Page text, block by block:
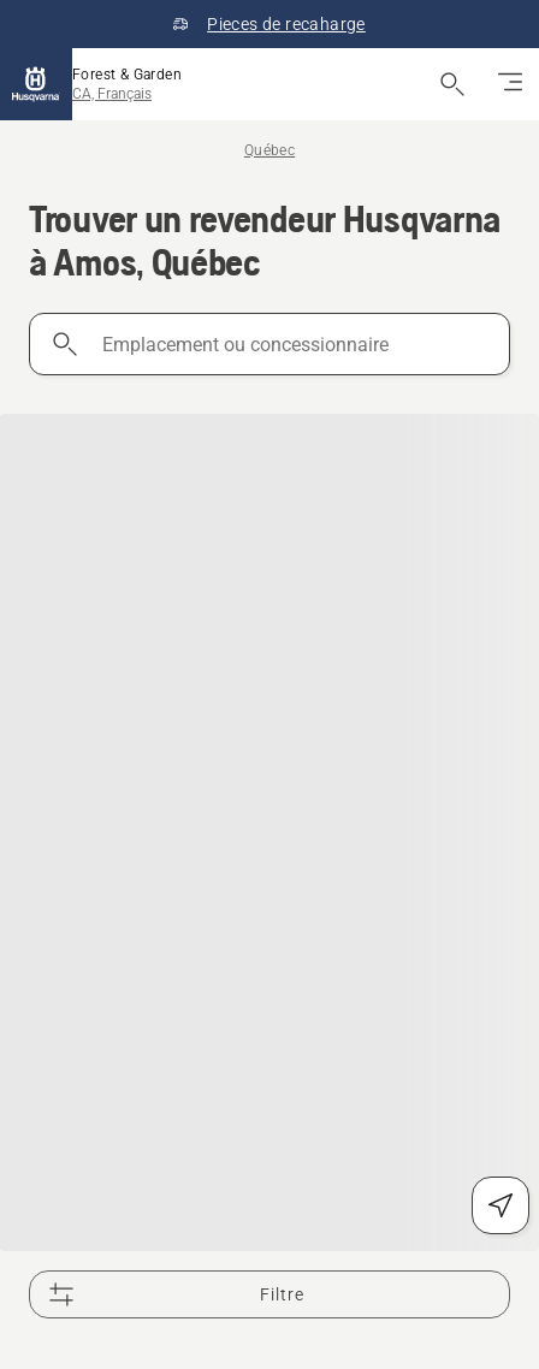
Pieces de recaharge
Forest & Garden
CA, Français
Québec
Trouver un revendeur Husqvarna
à Amos, Québec
Emplacement
Filtre